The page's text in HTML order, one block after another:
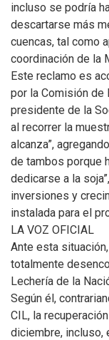
incluso se podría
descartarse más
cuencas, tal como
coordinación de la
Este reclamo es
por la Comisión de
presidente de la
al recorrer la
alcanza”,
de tambos porque
dedicarse a la
inversiones y
instalada para el
LA VOZ OFICIAL
Ante esta
totalmente
Lechería de la
Según él,
CIL, la
diciembre, incluso,